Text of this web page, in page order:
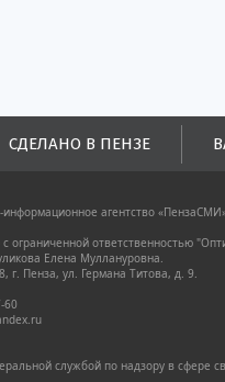
СДЕЛАНО В ПЕНЗЕ
агентство
ограниченной ответственностью
Елена Муллануровна.
г. Пенза, ул. Германа Титова, д. 9.
60
службой по надзору в сфере